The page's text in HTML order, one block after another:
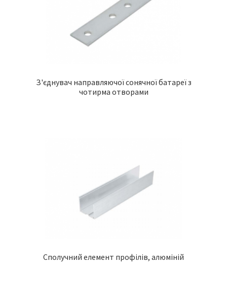
З'єднувач направляючої сонячної батареї з
чотирма отворами
Сполучний елемент профілів, алюміній